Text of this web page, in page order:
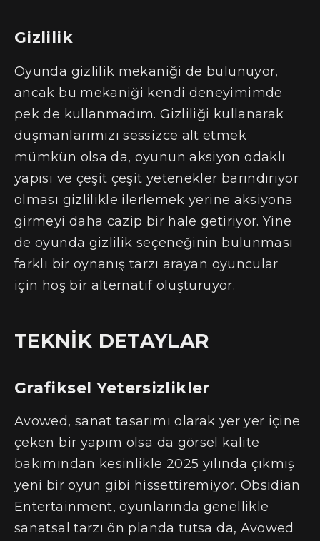
Gizlilik
Oyunda gizlilik mekaniği de bulunuyor,
ancak bu mekaniği kendi deneyimimde
pek de kullanmadım. Gizliliği kullanarak
düşmanlarımızı sessizce alt etmek
mümkün olsa da, oyunun aksiyon odaklı
yapısı ve çeşit çeşit yetenekler barındırıyor
olması gizlilikle ilerlemek yerine aksiyona
girmeyi daha cazip bir hale getiriyor. Yine
de oyunda gizlilik seçeneğinin bulunması
farklı bir oynanış tarzı arayan oyuncular
için hoş bir alternatif oluşturuyor.
TEKNİK DETAYLAR
Grafiksel Yetersizlikler
Avowed, sanat tasarımı olarak yer yer içine
çeken bir yapım olsa da görsel kalite
bakımından kesinlikle 2025 yılında çıkmış
yeni bir oyun gibi hissettiremiyor. Obsidian
Entertainment, oyunlarında genellikle
sanatsal tarzı ön planda tutsa da, Avowed